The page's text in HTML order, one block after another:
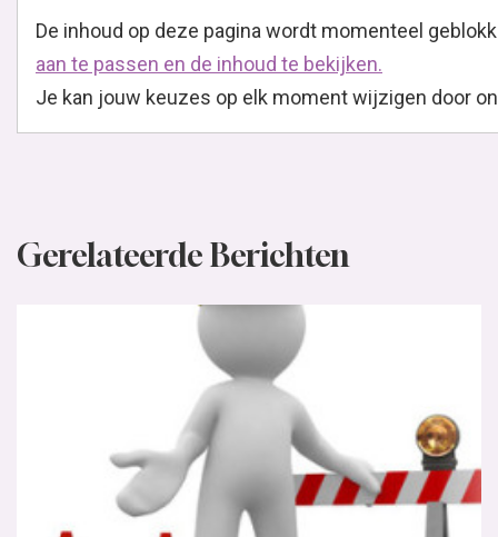
De inhoud op deze pagina wordt momenteel
aan te passen en de inhoud te bekijken.
Je kan jouw keuzes op elk moment wijzigen door
Gerelateerde Berichten